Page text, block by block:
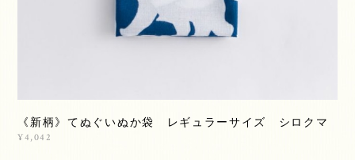
《新柄》てぬぐいぬか袋 レギュラーサイズ シロクマ
¥4,042